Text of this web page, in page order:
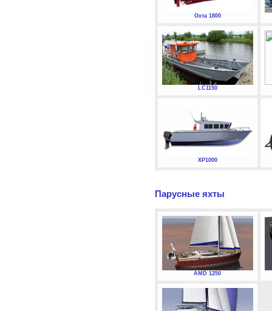
Охта 1800
LC1150
XP1000
Парусные яхты
AMD 1250